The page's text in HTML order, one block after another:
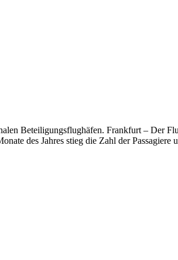
Beteiligungsflughäfen. Frankfurt – Der
des Jahres stieg die Zahl der